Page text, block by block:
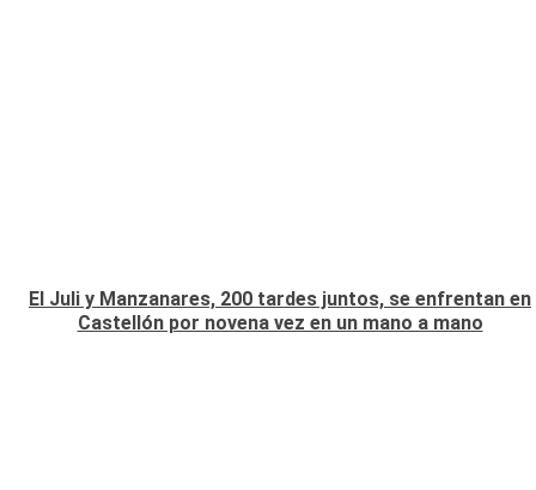
El Juli y Manzanares, 200 tardes juntos, se enfrentan en
Castellón por novena vez en un mano a mano